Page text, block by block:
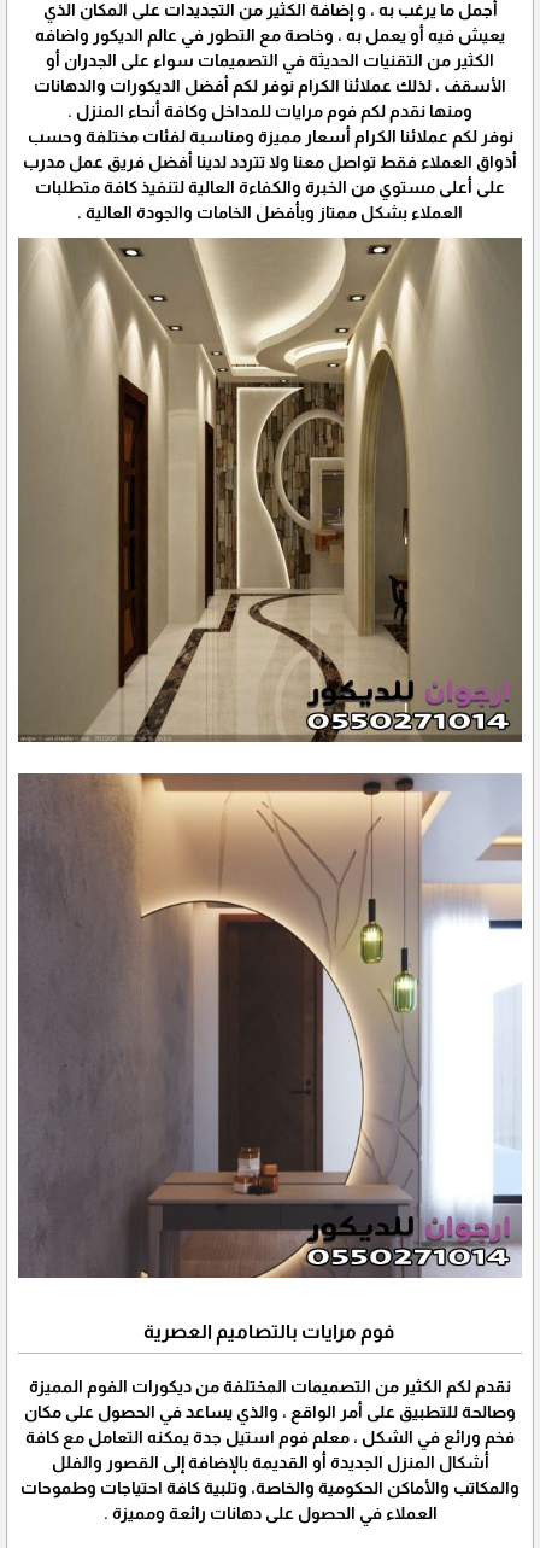
أجمل ما يرغب به ، و إضافة الكثير من التجديدات على المكان الذي
يعيش فيه أو يعمل به ، وخاصة مع التطور في عالم الديكور واضافه
الكثير من التقنيات الحديثة في التصميمات سواء على الجدران أو
الأسقف ، لذلك عملائنا الكرام نوفر لكم أفضل الديكورات والدهانات
ومنها نقدم لكم فوم مرايات للمداخل وكافة أنحاء المنزل .
نوفر لكم عملائنا الكرام أسعار مميزة ومناسبة لفئات مختلفة وحسب
أذواق العملاء فقط تواصل معنا ولا تتردد لدينا أفضل فريق عمل مدرب
على أعلى مستوي من الخبرة والكفاءة العالية لتنفيذ كافة متطلبات
العملاء بشكل ممتاز وبأفضل الخامات والجودة العالية .
فوم مرايات بالتصاميم العصرية
نقدم لكم الكثير من التصميمات المختلفة من ديكورات الفوم المميزة
وصالحة للتطبيق على أمر الواقع ، والذي يساعد في الحصول على مكان
فخم ورائع في الشكل ، معلم فوم استيل جدة يمكنه التعامل مع كافة
أشكال المنزل الجديدة أو القديمة بالإضافة إلى القصور والفلل
والمكاتب والأماكن الحكومية والخاصة، وتلبية كافة احتياجات وطموحات
العملاء في الحصول على دهانات رائعة ومميزة .